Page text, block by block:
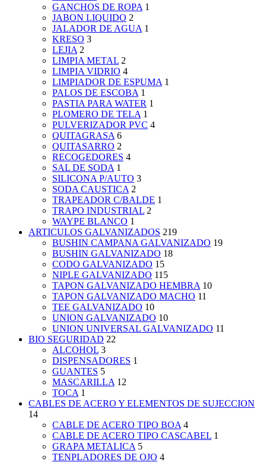
GANCHOS DE ROPA 1
JABON LIQUIDO 2
JALADOR DE AGUA 1
KRESO 3
LEJIA 2
LIMPIA METAL 2
LIMPIA VIDRIO 4
LIMPIADOR DE ESPUMA 1
PALOS DE ESCOBA 1
PASTIA PARA WATER 1
PLOMERO DE TELA 1
PULVERIZADOR PVC 4
QUITAGRASA 6
QUITASARRO 2
RECOGEDORES 4
SAL DE SODA 1
SILICONA P/AUTO 3
SODA CAUSTICA 2
TRAPEADOR C/BALDE 1
TRAPO INDUSTRIAL 2
WAYPE BLANCO 1
ARTICULOS GALVANIZADOS 219
BUSHIN CAMPANA GALVANIZADO 19
BUSHIN GALVANIZADO 18
CODO GALVANIZADO 15
NIPLE GALVANIZADO 115
TAPON GALVANIZADO HEMBRA 10
TAPON GALVANIZADO MACHO 11
TEE GALVANIZADO 10
UNION GALVANIZADO 10
UNION UNIVERSAL GALVANIZADO 11
BIO SEGURIDAD 22
ALCOHOL 3
DISPENSADORES 1
GUANTES 5
MASCARILLA 12
TOCA 1
CABLES DE ACERO Y ELEMENTOS DE SUJECCION
14
CABLE DE ACERO TIPO BOA 4
CABLE DE ACERO TIPO CASCABEL 1
GRAPA METALICA 5
TENPLADORES DE OJO 4